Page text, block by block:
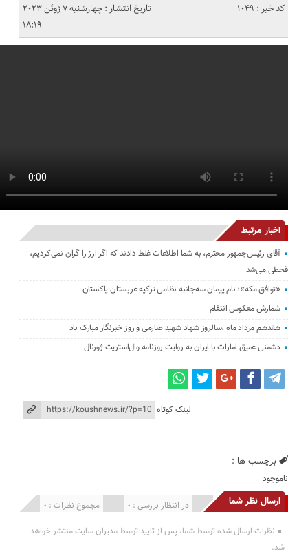
کد خبر : 1049
تاریخ انتشار : چهارشنبه 7 ژوئن 2023
اخبار مرتبط
آقای رئیس‌جمهور محترم، به شما اطلاعات غلط دادند که اگر ارز را گران نمی‌کردیم،
قحطی می‌شد
«توافق مکه»؛ نام پیمان سه‌جانبه نظامی ترکیه-عربستان-پاکستان
شمارش معکوس انتقام
هفدهم مرداد ماه ،سالروز شهاد شهید صارمی و روز خبرنگار مبارک باد
دشمنی عمیق امارات با ایران به روایت روزنامه وال‌استریت ژورنال
لینک کوتاه
برچسب ها :
ناموجود
ارسال نظر شما مجموع نظرات : 0 در انتظار بررسی : 0 انتشار یافته : 0
نظرات ارسال شده توسط شما، پس از تایید توسط مدیران سایت منتشر خواهد
شد.